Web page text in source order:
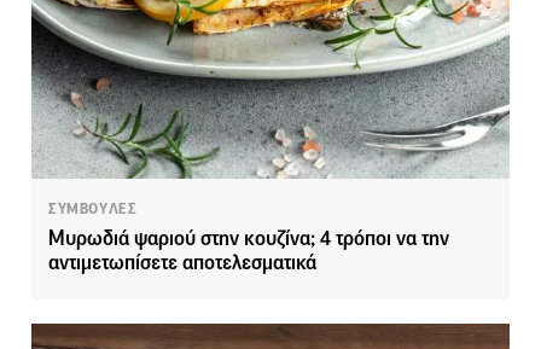
ΣΥΜΒΟΥΛΕΣ
Μυρωδιά ψαριού στην κουζίνα; 4 τρόποι να την
αντιμετωπίσετε αποτελεσματικά